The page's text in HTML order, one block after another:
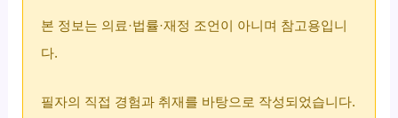
본 정보는 의료·법률·재정 조언이 아니며 참고용입니
다.
필자의 직접 경험과 취재를 바탕으로 작성되었습니다.